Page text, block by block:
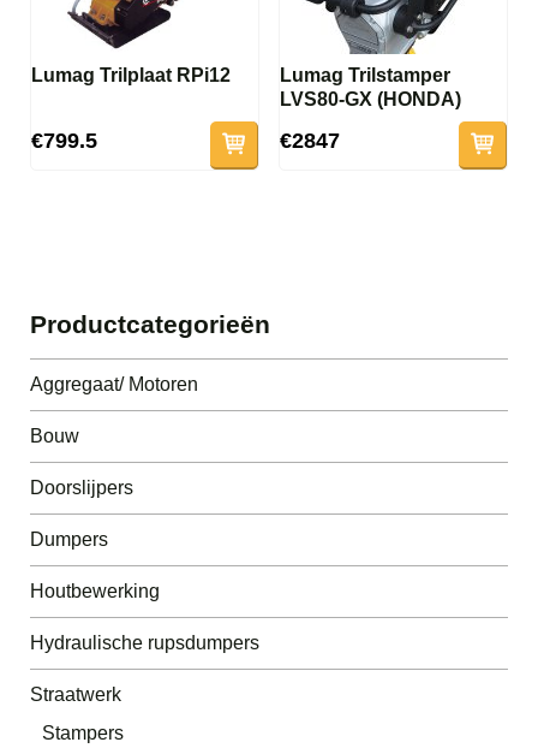
Lumag Trilplaat RPi12
€799.5
Lumag Trilstamper
LVS80-GX (HONDA)
€2847
Productcategorieën
Aggregaat/ Motoren
Bouw
Doorslijpers
Dumpers
Houtbewerking
Hydraulische rupsdumpers
Straatwerk
Stampers